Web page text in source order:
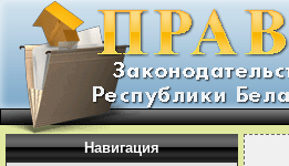
Навигация